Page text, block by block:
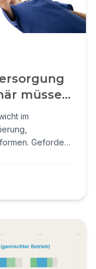
müssen
im
Gefordert